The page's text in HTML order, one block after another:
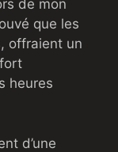
de mon
que les
offraient un
heures
d’une